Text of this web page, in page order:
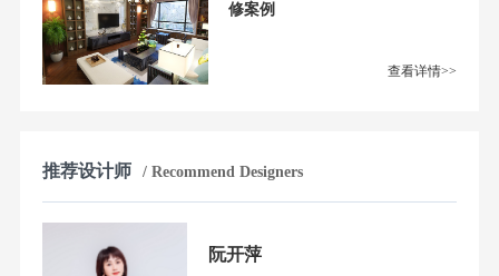
修案例
查看详情>>
推荐设计师 / Recommend Designers
阮开萍